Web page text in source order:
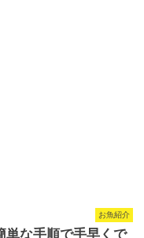
お魚紹介
単な手順で手早くで